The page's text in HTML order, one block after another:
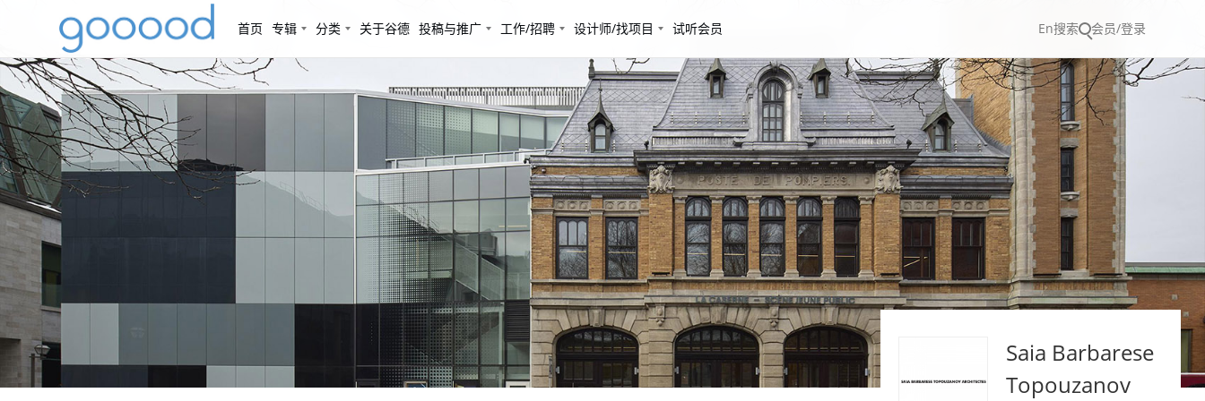
首页 专辑 分类 关于谷德 投稿与推广 工作/招聘 设计师/找项目 试听会员 En搜索 会员/登录
Saia Barbarese
Topouzanov